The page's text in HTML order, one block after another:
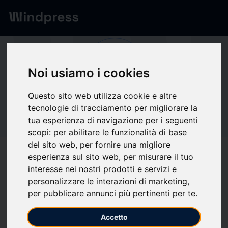
Noi usiamo i cookies
Questo sito web utilizza cookie e altre
tecnologie di tracciamento per migliorare la
tua esperienza di navigazione per i seguenti
scopi: per abilitare le funzionalità di base
del sito web, per fornire una migliore
esperienza sul sito web, per misurare il tuo
interesse nei nostri prodotti e servizi e
personalizzare le interazioni di marketing,
per pubblicare annunci più pertinenti per te.
Accetto
Network/Society
Te
Not verified
TetraMem Inc.
favorite Follow updates
What we write about
Computer hardware Computer networksIndustria Tecnica